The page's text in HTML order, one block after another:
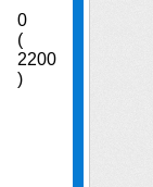
0
(
2200
)